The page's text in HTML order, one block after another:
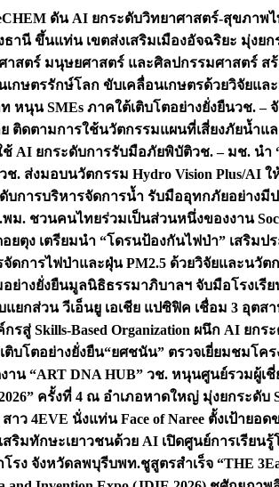
ดัน AI ยกระดับวิทยาศาสตร์-สุขภา
ธานี ขึ้นแท่น เขตส่งเสริมเมืองอัจฉริยะ มุ่ง
สตร์ มนุษยศาสตร์ และศิลปกรรมศาสตร์ ส
กษตรรักษ์โลก ขับเคลื่อนเกษตรด้วยวิจัยแล
หนุน SMEs ภาคใต้เติบโตอย่างยั่งยืนวช. –
ติดตามการใช้นวัตกรรมแผนที่เสี่ยงภัยน้ำ
ช้ AI ยกระดับการรับมือภัยพิบัติวช. – มช. นำ
วช. ส่งมอบนวัตกรรม Hydro Vision Plus/AI
บการบริหารจัดการน้ำ รับมืออุทกภัยอย่างมี
ม. ชวนคนไทยร่วมเป็นส่วนหนึ่งของงาน
ยตุง เตรียมนำ “โดรนป้องกันไฟป่า” เสริ
การไฟป่าและฝุ่น PM2.5 ด้วยวิจัยและนวัต
ย่างยั่งยืนมูลนิธิธรรมาภิบาลฯ จับมือโรงเรี
ยกส่วน วีเอ็นยู เอเชีย แปซิฟิค เชื่อม 3 อุ
กรสู่ Skills-Based Organization ผนึก AI ย
ติบโตอย่างยั่งยืน“ยศชนัน” ตรวจเยี่ยมชมโค
งาน “ART DNA HUB” วช. หนุนศูนย์รวม
ครั้งที่ 4 ณ อำเภอหาดใหญ่ มุ่งยกระดั
าว 4EVE นั่งแท่น Face of Naree ตั้งเป้ายอ
สริมทักษะเยาวชนด้วย AI เปิดศูนย์การเรียน
โรง จังหวัดลพบุรีบพท.ชูสูตรสำเร็จ “THE